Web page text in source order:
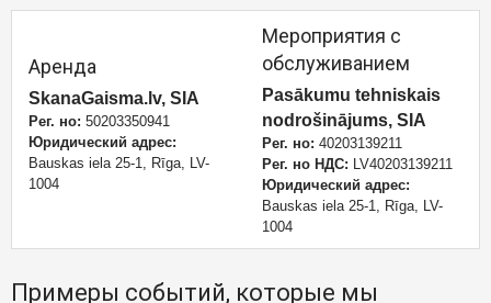
Аренда
SkanaGaisma.lv, SIA
Рег. но: 50203350941
Юридический адрес:
Bauskas iela 25-1, Rīga, LV-
1004
Мероприятия с
обслуживанием
Pasākumu tehniskais
nodrošinājums, SIA
Рег. но: 40203139211
Рег. но НДС: LV40203139211
Юридический адрес:
Bauskas iela 25-1, Rīga, LV-
1004
Примеры событий, которые мы